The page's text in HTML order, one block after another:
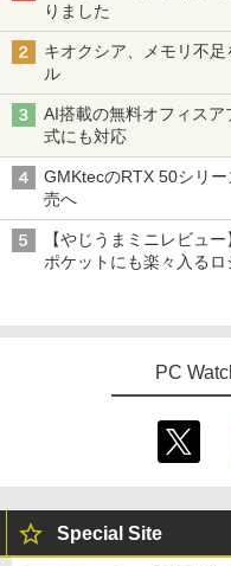
3
【中
8/
S
代
o 中
ニ
￥
4)/
イン
ル
拠
4
モ
モバ
FHD
h/
￥
ノ
高
ポー
￥
￥
りました
キオクシア、メモリ不
ル
AI搭載の無料オフィス
式にも対応
GMKtecのRTX 50シリ
売へ
【やじうまミニレビュー
ポケットにも楽々入る
PC
Special Site